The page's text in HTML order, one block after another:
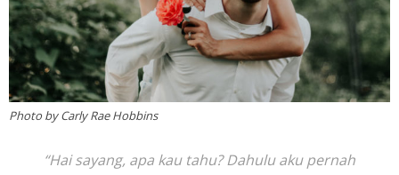
Photo by Carly Rae Hobbins
“Hai sayang, apa kau tahu? Dahulu aku pernah